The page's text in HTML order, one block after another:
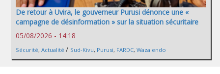
De retour à Uvira, le gouverneur Purusi dénonce une «
campagne de désinformation » sur la situation sécuritaire
05/08/2026 - 14:18
Sécurité, Actualité / Sud-Kivu, Purusi, FARDC, Wazalendo